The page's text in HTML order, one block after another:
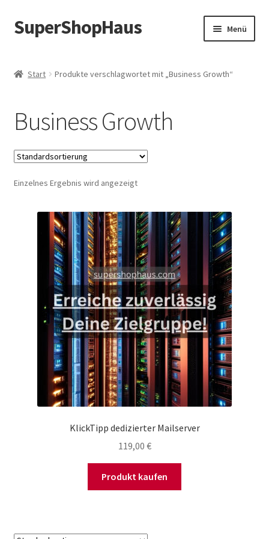
Zur
Navigation
Zum
Inhalt
SuperShopHaus Menü
Start Produkte verschlagwortet mit „Business Growth“
Business Growth
Einzelnes Ergebnis wird angezeigt
KlickTipp dedizierter Mailserver
119,00 €
Produkt kaufen